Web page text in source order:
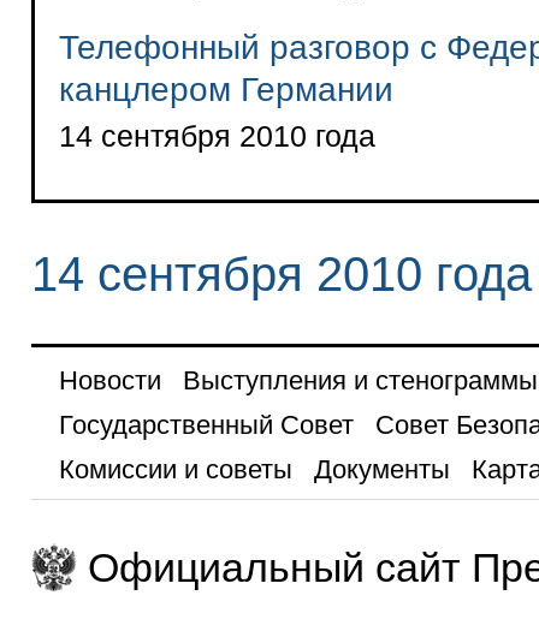
Телефонный разговор с
канцлером Германии
14 сентября 2010 года
14 сентября 2010 года
Новости
Выступления и стенограммы
Государственный Совет
Совет
Комиссии и советы
Документы
Официальный сайт